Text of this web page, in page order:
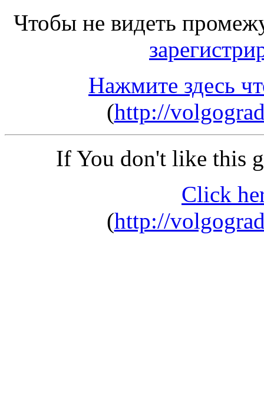
Чтобы не видеть
Нажмите здесь
(http://
If You don't like this
Click
(http://